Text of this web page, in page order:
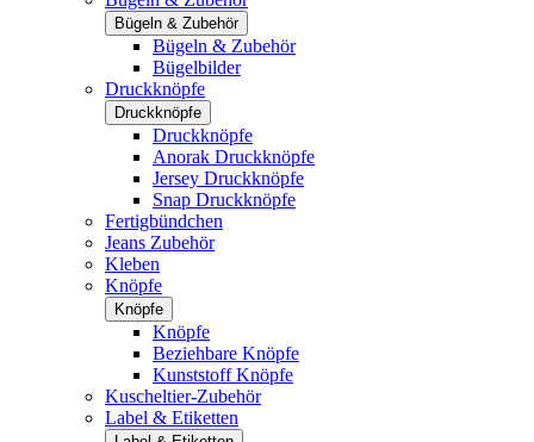
Bügeln & Zubehör
Bügeln & Zubehör
Bügelbilder
Druckknöpfe
Druckknöpfe
Druckknöpfe
Anorak Druckknöpfe
Jersey Druckknöpfe
Snap Druckknöpfe
Fertigbündchen
Jeans Zubehör
Kleben
Knöpfe
Knöpfe
Knöpfe
Beziehbare Knöpfe
Kunststoff Knöpfe
Kuscheltier-Zubehör
Label & Etiketten